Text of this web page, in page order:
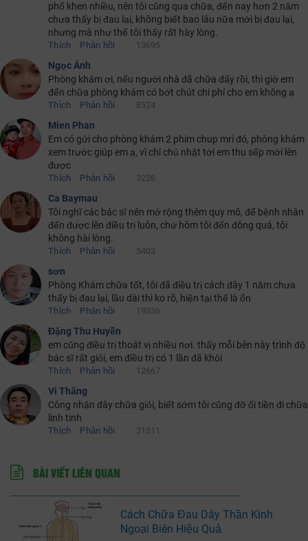
phố khen nhiều, nên tôi cũng qua chữa, đến nay hơn 2 năm
chưa thấy bị đau lại, không biết bao lâu nữa mới bị đau lại,
nhưng mà như thế tôi thấy rất hày lòng.
Thích Phản hồi 13695
Ngọc Ánh
Phòng khám ơi, nếu người nhà đã chữa đấy rồi, thì giờ em
đến chữa phòng khám có bớt chút chi phí cho em không ạ
Thích Phản hồi 8524
Mien Phan
Em có gửi cho phòng khám 2 phim chup mri đó, phòng khám
xem trước giúp em ạ, vì chỉ chủ nhật tới em thu sếp mới lên
được
Thích Phản hồi 3226
Ca Baymau
Tôi nghĩ các bác sĩ nên mở rộng thêm quy mô, để bệnh nhân
đến được lên điều trị luôn, chứ hôm tôi đến đông quá, tôi
không hài lòng.
Thích Phản hồi 5403
sơn
Phòng Khám chữa tốt, tôi đã điều trị cách đây 1 năm chưa
thấy bị đau lại, lầu dài thì ko rõ, hiện tại thế là ổn
Thích Phản hồi 19336
Đặng Thu Huyền
em cũng điều trị thoát vị nhiều nơi. thấy mỗi bên này trình độ
bác sĩ rất giỏi, em điều trị có 1 lần đã khỏi
Thích Phản hồi 12667
Vi Thăng
Công nhận đây chữa giỏi, biết sớm tôi cũng đỡ ối tiền đi chữa
linh tinh
Thích Phản hồi 21511
BÀI VIẾT LIÊN QUAN
Cách Chữa Đau Dây Thần Kinh
Ngoại Biên Hiệu Quả